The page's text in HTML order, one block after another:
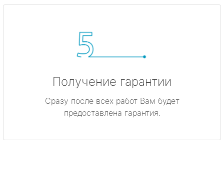
Получение гарантии
Сразу после всех работ Вам будет
предоставлена гарантия.